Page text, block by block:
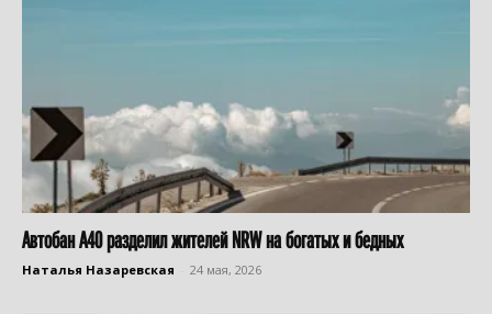
Автобан А40 разделил жителей NRW на богатых и бедных
Наталья Назаревская 24 мая, 2026